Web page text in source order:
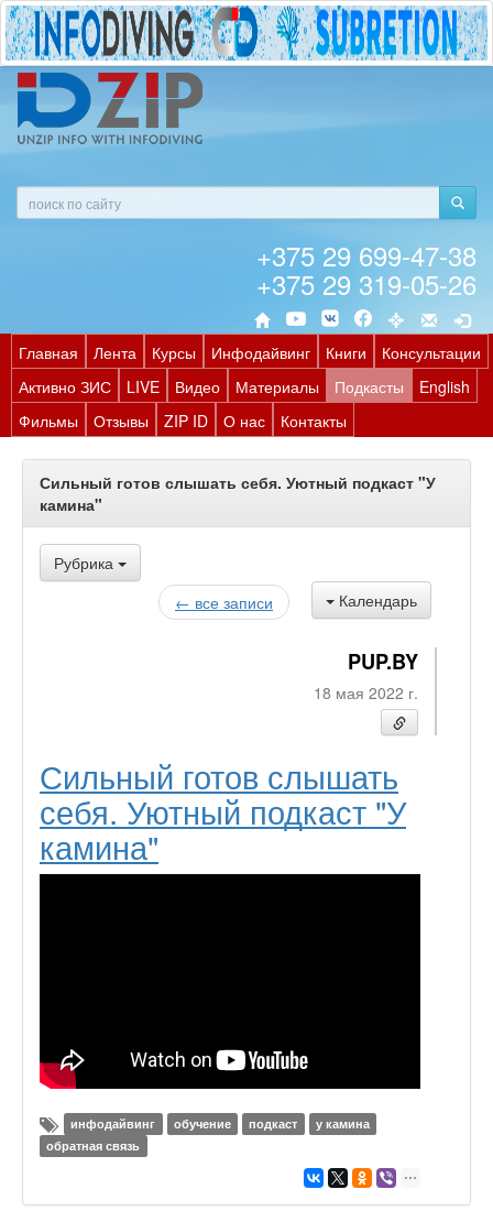
+375 29 699-47-38
+375 29 319-05-26
Главная Лента Курсы Инфодайвинг Книги
Консультации
Активно ЗИС
LIVE Видео Материалы Подкасты
English
Фильмы
Отзывы ZIP ID О нас Контакты
Сильный готов слышать себя. Уютный подкаст "У
камина"
Рубрика
Календарь
← все записи
PUP.BY
18 мая 2022 г.
Сильный готов слышать
себя. Уютный подкаст "У
камина"
инфодайвинг обучение подкаст
у камина
обратная связь